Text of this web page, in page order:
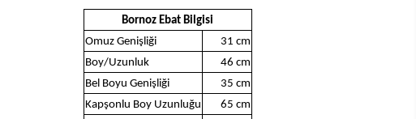
Bornoz Ebat Bilgisi
Omuz Genişliği
31 cm
Boy/Uzunluk
46 cm
Bel Boyu Genişliği
35 cm
Kapşonlu Boy Uzunluğu
65 cm